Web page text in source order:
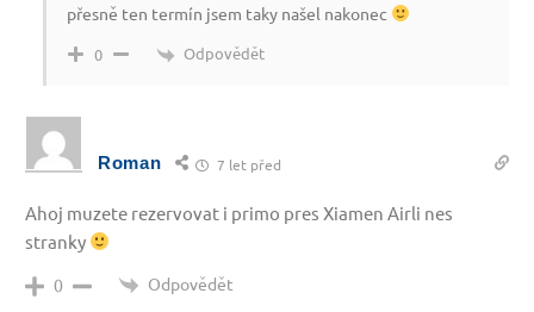
přesně ten termín jsem taky našel nakonec
0 Odpovědět
Roman 7 let před
Ahoj muzete rezervovat i primo pres Xiamen Airli nes
stranky
0 Odpovědět